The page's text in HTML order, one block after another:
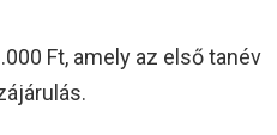
Ft, amely az első tanév